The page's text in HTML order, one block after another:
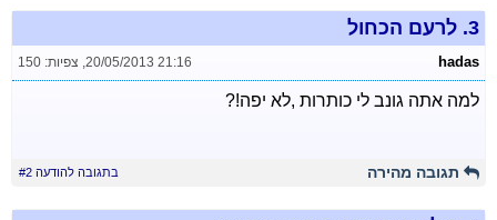
3. לרעם הכחול
hadas
20/05/2013 21:16
, צפיות: 150
למה אתה גונב לי כותרות ,לא יפה!?
תגובה מהירה בתגובה להודעה #2